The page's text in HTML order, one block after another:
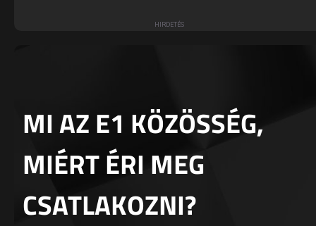
MI AZ E1 KÖZÖSSÉG,
MIÉRT ÉRI MEG
CSATLAKOZNI?